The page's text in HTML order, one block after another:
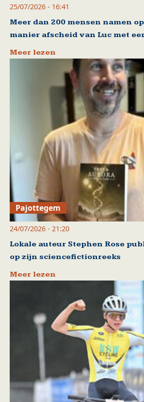
25/07/2026 - 16:41
Meer dan 200 mensen namen
manier afscheid van Luc met
Meer lezen
Pajottegem
24/07/2026 - 21:20
Lokale auteur Stephen Rose
op zijn sciencefictionreeks
Meer lezen